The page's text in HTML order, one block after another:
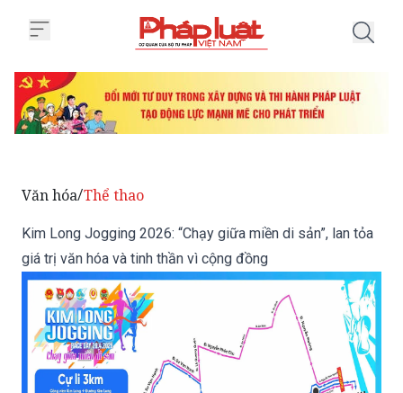
Văn hóa/Thể thao
Kim Long Jogging 2026: “Chạy giữa miền di sản”, lan tỏa
giá trị văn hóa và tinh thần vì cộng đồng